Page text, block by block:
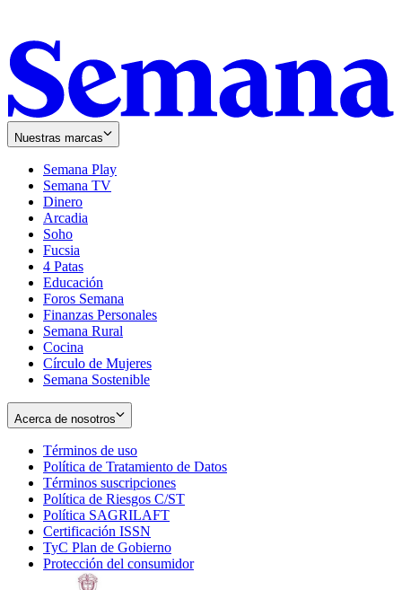
Nuestras marcas
Semana Play
Semana TV
Dinero
Arcadia
Soho
in
new
window
Fucsia
in
new
window
4 Patas
Educación
Foros Semana
Finanzas Personales
Semana Rural
Cocina
Círculo de Mujeres
Semana Sostenible
Acerca de nosotros
Términos de uso
in
new
window
Política de Tratamiento de Datos
Términos suscripciones
in
Política de Riesgos C/ST
Política SAGRILAFT
new
window
Certificación ISSN
in
new
TyC Plan de Gobierno
in
Protección del consumidorOpens